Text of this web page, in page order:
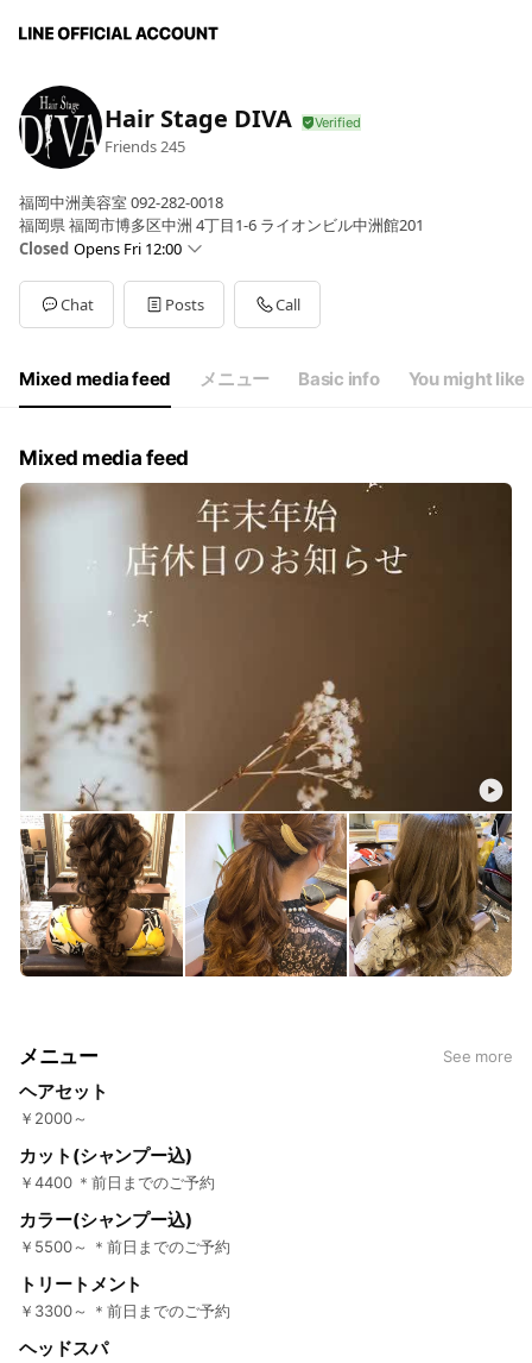
Hair Stage DIVA
Friends 245
福岡中洲美容室 092-282-0018
福岡県 福岡市博多区中洲 4丁目1-6 ライオンビル中洲館201
Closed Opens Fri 12:00
SunClosed
Mon17:00 - 21:00
Tue
12:00 - 21:00
Thu
12:00 - 21:00
Fri12:00 - 21:00
Sat12:00 - 21:00
Chat Posts Call
Mixed media feed メニュー Basic info You might like
Mixed media feed
メニュー See more
ヘアセット
￥2000～
カット(シャンプー込)
￥4400 ＊前日までのご予約
カラー(シャンプー込)
￥5500～ ＊前日までのご予約
トリートメント
￥3300～ ＊前日までのご予約
ヘッドスパ